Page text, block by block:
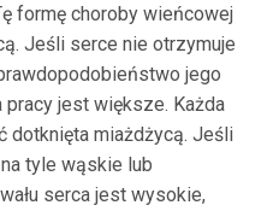
formę choroby wieńcowej
Jeśli serce nie otrzymuje
jego
jest większe. Każda
dotknięta miażdżycą. Jeśli
tyle wąskie lub
serca jest wysokie,